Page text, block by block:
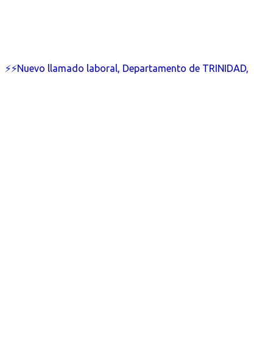
⚡⚡Nuevo llamado laboral, Departamento de TRINIDAD,